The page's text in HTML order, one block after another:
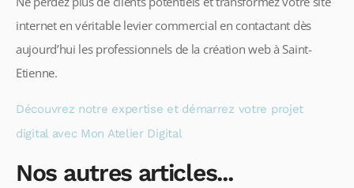
internet en véritable levier commercial en contactant dès
aujourd’hui les professionnels de la création web à Saint-
Etienne.
Découvrez notre expertise et démarrez votre projet
digital avec Mon Atelier Digital
Nos autres articles...